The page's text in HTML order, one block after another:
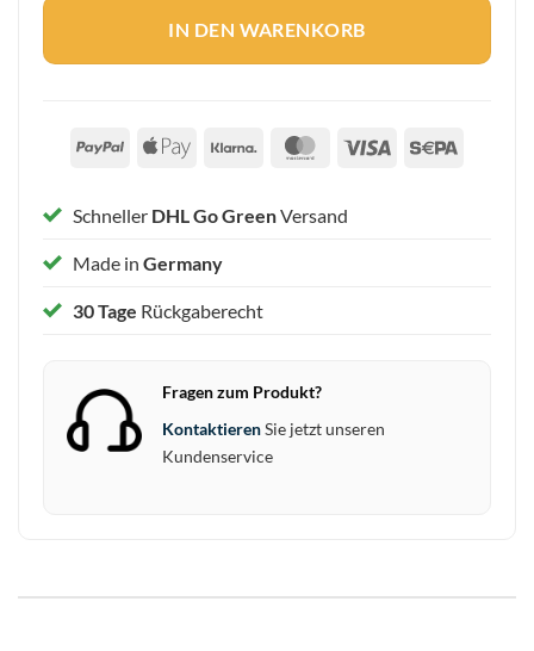
IN DEN WARENKORB
PayPal Apple
Klarna MasterCard
Visa
Schneller DHL Go GreenVersand
Made in Germany
30 Tage Rückgaberecht
Fragen zum Produkt?
KontaktierenSie jetzt unseren
Kundenservice